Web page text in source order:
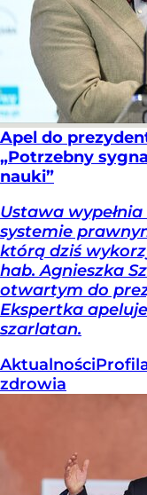
Apel do
„Potrzebny
nauki”
Ustawa
systemie
którą dziś
hab. Agnieszka
otwartym do
Ekspertka
szarlatan.
Aktualności
zdrowia